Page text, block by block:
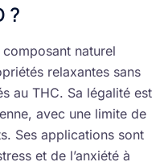
?
naturel
relaxantes sans
au THC. Sa légalité est
avec une limite de
Ses applications sont
et de l’anxiété à